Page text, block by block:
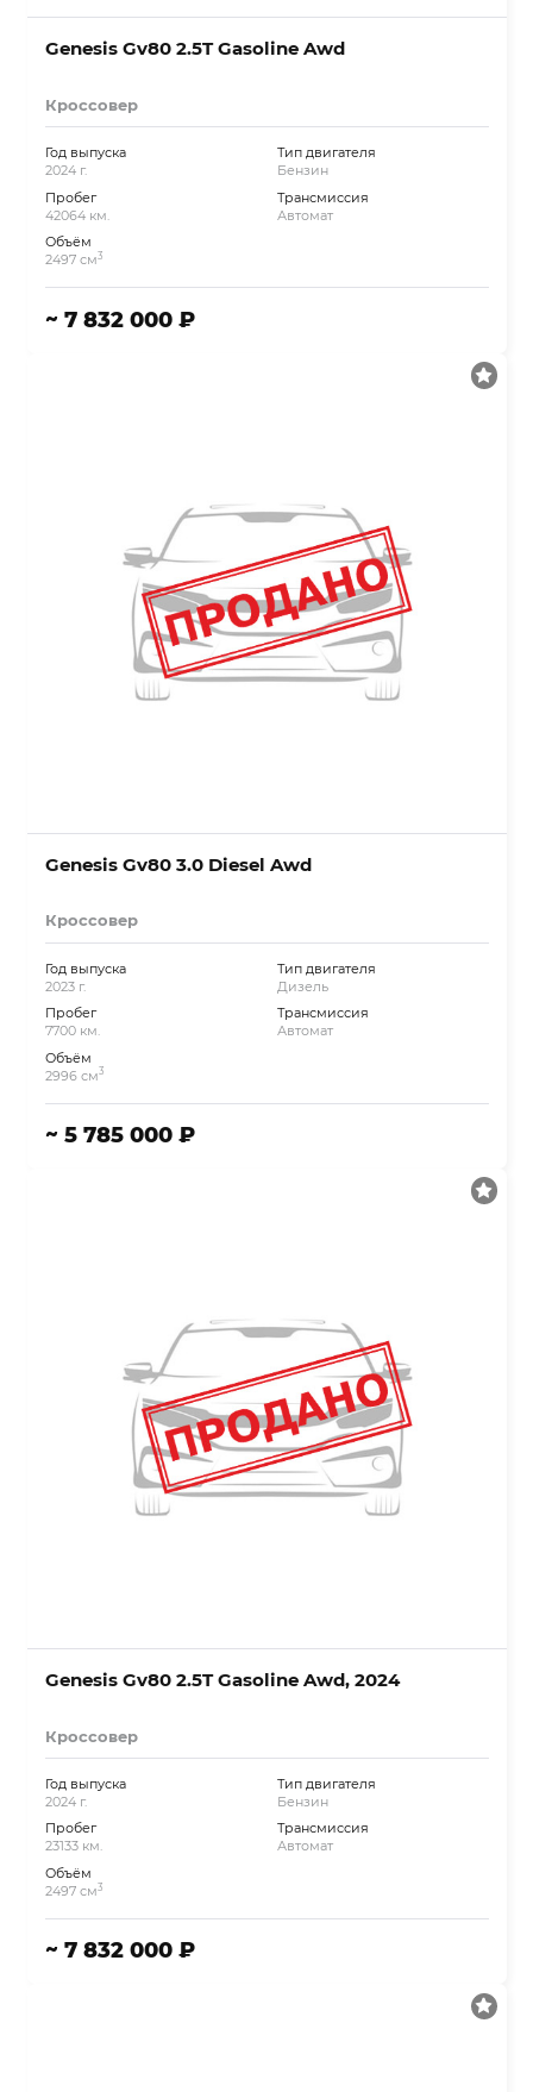
Genesis Gv80 2.5T Gasoline Awd
Кроссовер
Год выпуска
2024 г.
Пробег
42064 км.
Объём
2497 см3
Тип двигателя
Бензин
Трансмиссия
Автомат
~ 7 832 000 ₽
Genesis Gv80 3.0 Diesel Awd
Кроссовер
Год выпуска
2023 г.
Пробег
7700 км.
Объём
2996 см3
Тип двигателя
Дизель
Трансмиссия
Автомат
~ 5 785 000 ₽
Genesis Gv80 2.5T Gasoline Awd, 2024
Кроссовер
Год выпуска
2024 г.
Пробег
23133 км.
Объём
2497 см3
Тип двигателя
Бензин
Трансмиссия
Автомат
~ 7 832 000 ₽